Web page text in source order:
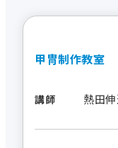
甲冑制作教室
講師 熱田